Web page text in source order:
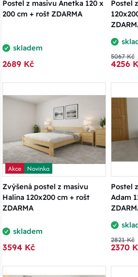
Postel z masivu Anetka 120 x
200 cm + rošt ZDARMA
skladem
2689 Kč
Postel
5067 Kč
4256
Akce
Novinka
Zvýšená postel z masivu
Halina 120x200 cm + rošt
ZDARMA
skladem
3594 Kč
Postel
Adam
2821 Kč
2370